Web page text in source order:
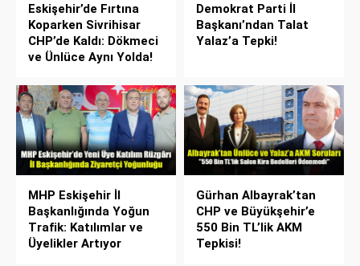
Eskişehir’de Fırtına
Koparken Sivrihisar
CHP’de Kaldı: Dökmeci
ve Ünlüce Aynı Yolda!
Demokrat Parti İl
Başkanı’ndan Talat
Yalaz’a Tepki!
MHP Eskişehir İl
Başkanlığında Yoğun
Trafik: Katılımlar ve
Üyelikler Artıyor
Gürhan Albayrak’tan
CHP ve Büyükşehir’e
550 Bin TL’lik AKM
Tepkisi!